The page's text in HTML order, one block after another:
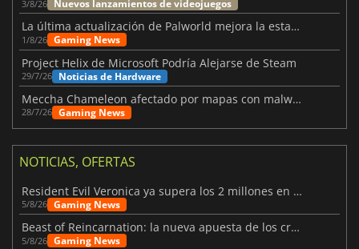
3/8/26 Nuevos lanzamientos de videojuegos
La última actualización de Palworld mejora la estabilidad
1/8/26 Gaming News
Project Helix de Microsoft Podría Alejarse de Steam
29/7/26 Noticias de Hardware
Meccha Chameleon afectado por mapas con malware y Discord
28/7/26 Gaming News
NOTICIAS, OFERTAS
Resident Evil Veronica ya supera los 2 millones en listas de deseados
5/8/26 Gaming News
Beast of Reincarnation: la nueva apuesta de los creadores de Pokémon
5/8/26 Gaming News